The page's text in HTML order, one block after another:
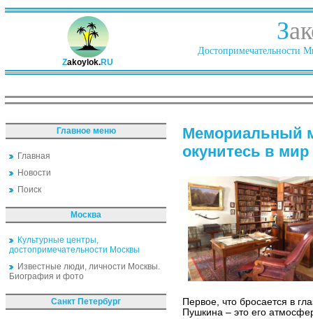
Zakoylok.RU
З
Достопримечательности
Главное меню
Главная
Новости
Поиск
Москва
Культурные центры,
достопримечательности Москвы
Известные люди, личности Москвы.
Биография и фото
Санкт Петербург
Мемориальный
окунитесь в мир
Первое, что бросается в
Пушкина – это его